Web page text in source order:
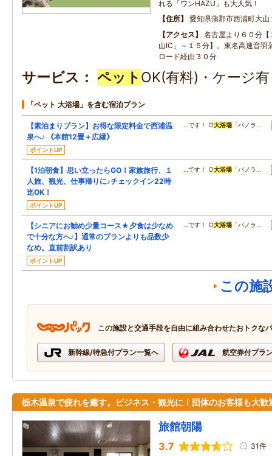
れる「ワンHAZU」も大人気！
住所
愛知県蒲郡市西浦町大山
アクセス
名古屋より６０分
山ⅠC」～１５分】。東名高速音羽
ロード経由３０分
サービス ペット OK(有料)・ケージ
「ペット 大浴場」を含む宿泊プラン
【素泊まりプラン】お得な限定料金で西浦温
泉へ♪ 《本館12畳＋広縁》
ポイントUP
…です！ ○大浴場 「パノラ…
【1泊朝食】思い立ったらGO！家族旅行、１
人旅、観光、仕事帰りに♪チェックイン22時
迄OK！
ポイントUP
…です！ ○大浴場 「パノラ…
【シニアにお勧め少量コース★夕食は少なめ
で十分な方へ♪】通常のプランよりも品数少
なめ。直前割訳あり
ポイントUP
…です！ ○大浴場 「パノラ…
この施
この施設と交通手段を自由に組み合わせたおトクな
新幹線/特急付プラン一覧へ 航空券付プラ
栃木温泉で疲れを癒す。ビジネス・観光に！団体のお客様も大歓
旅館朝陽
3.7 31件